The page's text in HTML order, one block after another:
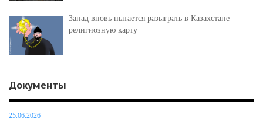
Запад вновь пытается разыграть в Казахстане
религиозную карту
Документы
25.06.2026